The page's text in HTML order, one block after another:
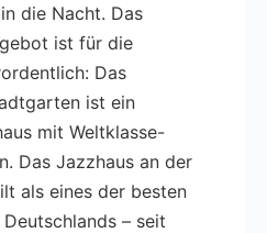
die Nacht. Das
ist für die
Das
ist ein
mit Weltklasse-
Das Jazzhaus an der
als eines der besten
– seit